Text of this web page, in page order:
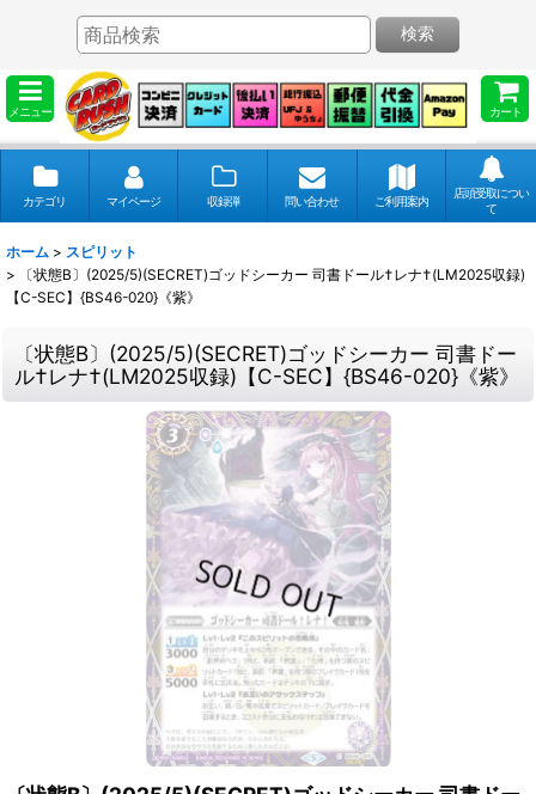
メニュー カート
検索
カテゴリ マイページ 収録弾 問い合わせ ご利用案内
店頭受取につい
て
ホーム > スピリット
>
〔状態B〕(2025/5)(SECRET)ゴッドシーカー 司書ドール†レナ†(LM2025収録)
【C-SEC】{BS46-020}《紫》
〔状態B〕(2025/5)(SECRET)ゴッドシーカー 司書ドー
ル†レナ†(LM2025収録)【C-SEC】{BS46-020}《紫》